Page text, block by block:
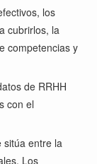
los
cubrirlos, la
competencias y
de RRHH
con el
sitúa entre la
Los